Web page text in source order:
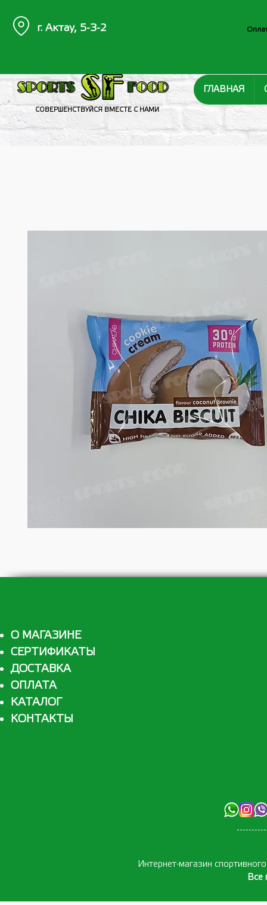
СОВЕРШЕНСТВУЙСЯ ВМЕСТЕ С НАМИ
ГЛАВНАЯ
г. Актау, 5-3-2
О МАГАЗИНЕ
СЕРТИФИКАТЫ
ДОСТАВКА
ОПЛАТА
КАТАЛОГ
КОНТАКТЫ
Интернет-магазин
Все